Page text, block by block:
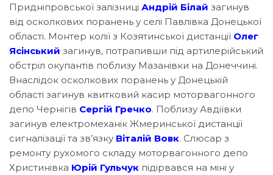
Придніпровської залізниці Андрій Білай загинув
від осколкових поранень у селі Павлівка Донецької
області. Монтер колії з Козятинської дистанції Олег
Ясінський загинув, потрапивши під артилерійський
обстріл окупантів поблизу Мазанівки на Донеччині.
Внаслідок осколкових поранень у Донецькій
області загинув квитковий касир моторвагонного
депо Чернігів Сергій Гречко. Поблизу Авдіївки
загинув електромеханік Жмеринської дистанції
сигналізації та зв’язку Віталій Вовк. Слюсар з
ремонту рухомого складу моторвагонного депо
Христинівка Юрій Гульчук підірвався на міні у